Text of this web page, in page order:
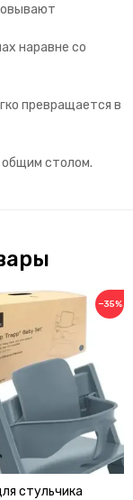
наравне со
превращается в
общим столом.
−35%
стульчика